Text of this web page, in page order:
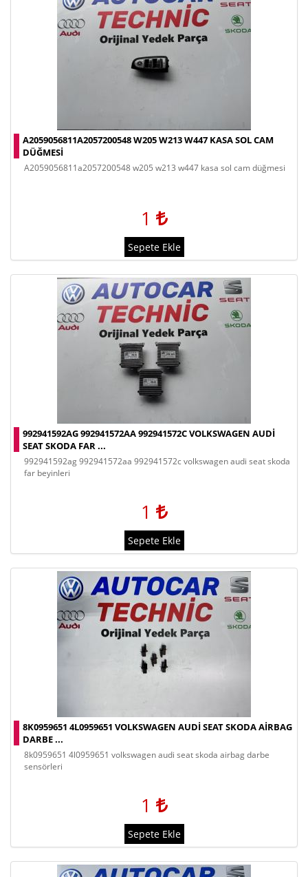
A2059056811A2057200548 W205 W213 W447 KASA SOL CAM
DÜĞMESİ
a2059056811a2057200548 w205 w213 w447 kasa sol cam düğmesi̇
1
Sepete Ekle
992941592AG 992941572AA 992941572C VOLKSWAGEN AUDI
SEAT SKODA FAR ...
992941592ag 992941572aa 992941572c volkswagen audi seat skoda
far beyinleri
1
Sepete Ekle
8K0959651 4L0959651 VOLKSWAGEN AUDI SEAT SKODA AIRBAG
DARBE ...
8k0959651 4l0959651 volkswagen audi seat skoda airbag darbe
sensörleri
1
Sepete Ekle